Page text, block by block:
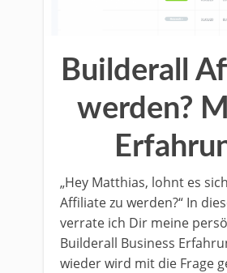
Builderall
werden?
„Hey Matthias, lohnt es
Affiliate zu werden?“ In
verrate ich Dir meine
Builderall Business
wieder wird mit die Frage